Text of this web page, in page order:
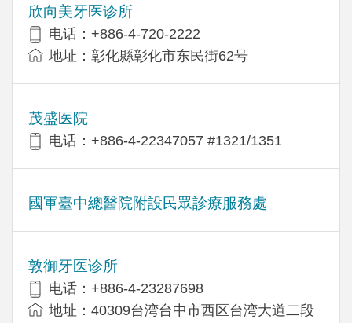
欣向美牙医诊所
电话：+886-4-720-2222
地址：彰化縣彰化市东民街62号
茂盛医院
电话：+886-4-22347057 #1321/1351
國軍臺中總醫院附設民眾診療服務處
敦御牙医诊所
电话：+886-4-23287698
地址：40309台湾台中市西区台湾大道二段